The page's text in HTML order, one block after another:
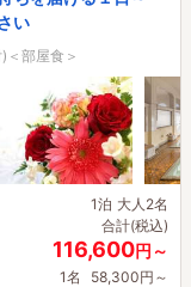
い
＜部屋食＞
1泊 大人2名
合計(税込)
116,600円～
1名 58,300円～